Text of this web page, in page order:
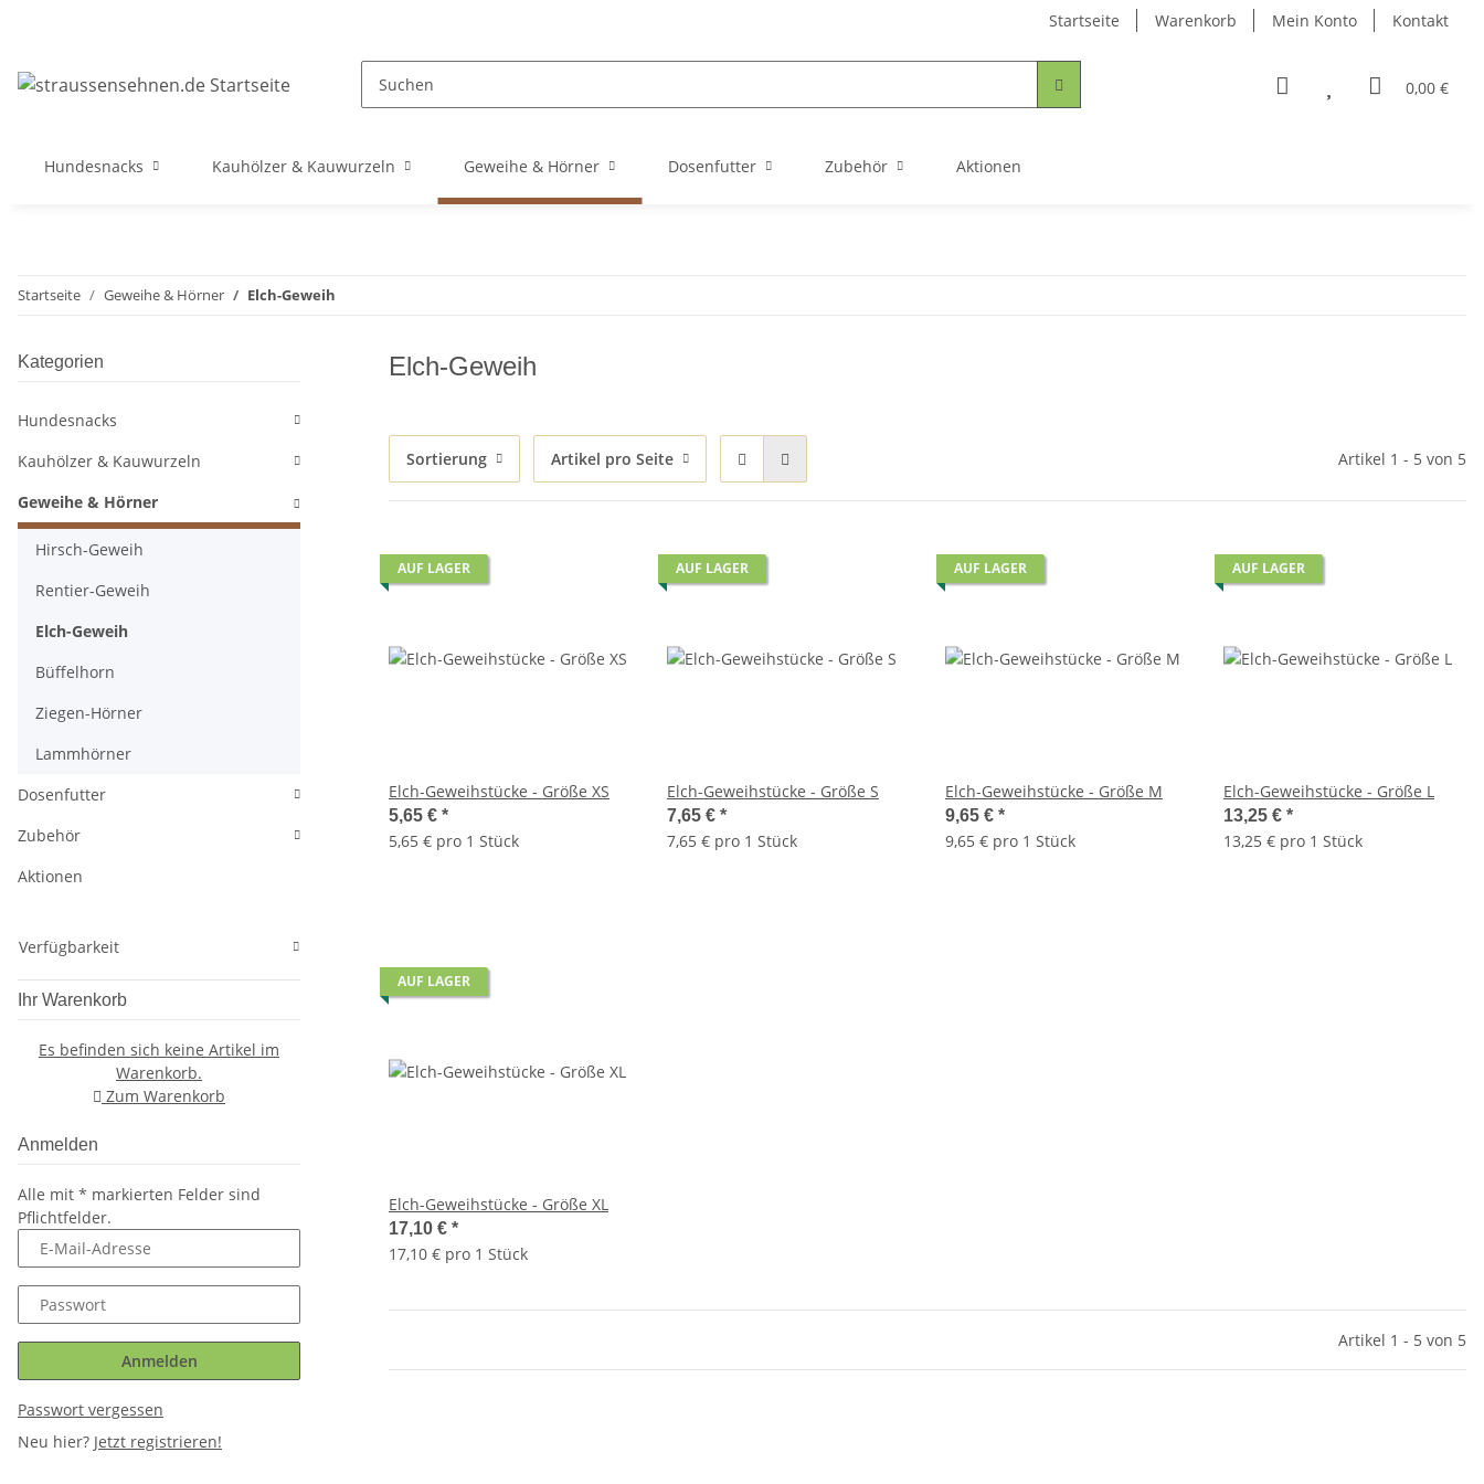
Startseite Warenkorb Mein Konto Kontakt
0,00 €
Hundesnacks Kauhölzer & Kauwurzeln Geweihe & Hörner Dosenfutter Zubehör Aktionen
Startseite Geweihe & Hörner Elch-Geweih
Elch-Geweih
Sortierung Artikel pro Seite Artikel 1 - 5 von 5
AUF LAGER
Elch-Geweihstücke - Größe XS
5,65 € *
5,65 € pro 1 Stück
AUF LAGER
Elch-Geweihstücke - Größe S
7,65 € *
7,65 € pro 1 Stück
AUF LAGER
Elch-Geweihstücke - Größe M
9,65 € *
9,65 € pro 1 Stück
AUF LAGER
Elch-Geweihstücke - Größe L
13,25 € *
13,25 € pro 1 Stück
AUF LAGER
Elch-Geweihstücke - Größe XL
17,10 € *
17,10 € pro 1 Stück
Artikel 1 - 5 von 5
Kategorien
Hundesnacks
Kauhölzer & Kauwurzeln
Geweihe & Hörner
Hirsch-Geweih
Rentier-Geweih
Elch-Geweih
Büffelhorn
Ziegen-Hörner
Lammhörner
Dosenfutter
Zubehör
Aktionen
Verfügbarkeit
Ihr Warenkorb
Es befinden sich keine Artikel im
Warenkorb.
Zum Warenkorb
Anmelden
Alle mit * markierten Felder sind
Pflichtfelder.
E-Mail-Adresse
Passwort
Anmelden
Passwort vergessen
Neu hier? Jetzt registrieren!